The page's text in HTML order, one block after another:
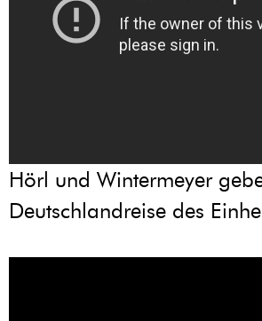
Hörl und Wintermeyer
Deutschlandreise des